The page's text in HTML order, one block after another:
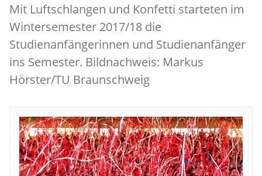
Mit Luftschlangen und Konfetti starteten im
Wintersemester 2017/18 die
Studienanfängerinnen und Studienanfänger
ins Semester. Bildnachweis: Markus
Hörster/TU Braunschweig